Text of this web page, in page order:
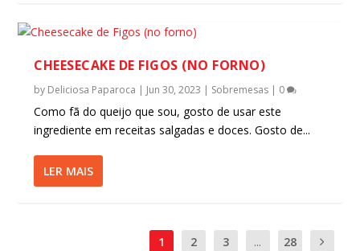
CHEESECAKE DE FIGOS (NO FORNO)
by Deliciosa Paparoca | Jun 30, 2023 | Sobremesas | 0
Como fã do queijo que sou, gosto de usar este
ingrediente em receitas salgadas e doces. Gosto de...
LER MAIS
1 2 3 ... 28